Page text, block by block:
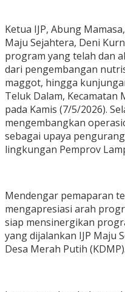
Ketua IJP, Abung
Maju Sejahtera, Deni
program yang telah dan
dari pengembangan
maggot, hingga
Teluk Dalam,
pada Kamis (7/5/2026).
mengembangkan
sebagai upaya
lingkungan Pemprov
Mendengar pemaparan
mengapresiasi arah
siap mensinergikan
yang dijalankan IJP Maju
Desa Merah Putih (KDMP).